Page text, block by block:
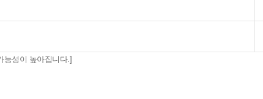
능성이 높아집니다.]